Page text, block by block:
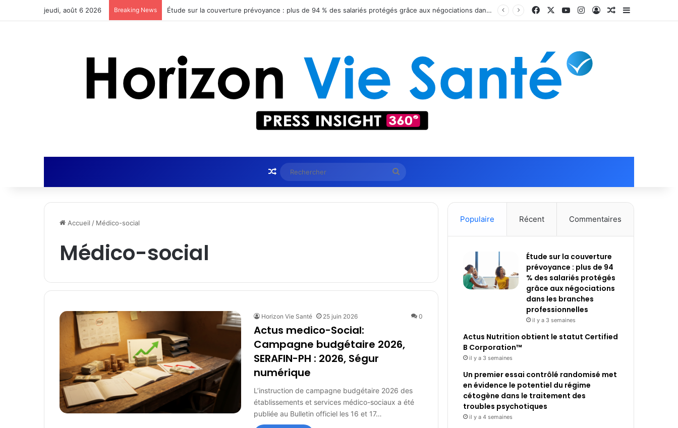
jeudi, août 6 2026 Breaking News Actus Nutrition obtient le statut Certified B Corporation™ FacebookYouTubeInstagramConnexion
Article Aléatoire
Sidebar
Article Aléatoire Rechercher
Accueil / Médico-social
Médico-social
Horizon Vie Santé 25 juin 2026 0
Actus medico-Social:
Campagne budgétaire 2026,
SERAFIN-PH : 2026, Ségur
numérique
L’instruction de campagne budgétaire 2026 des
établissements et services médico-sociaux a été
publiée au Bulletin officiel les 16 et 17…
Populaire Récent Commentaires
Étude sur la couverture
prévoyance : plus de 94
% des salariés protégés
grâce aux négociations
dans les branches
professionnelles
il y a 3 semaines
Actus Nutrition obtient le statut Certified
B Corporation™
il y a 3 semaines
Un premier essai contrôlé randomisé met
en évidence le potentiel du régime
cétogène dans le traitement des
troubles psychotiques
il y a 4 semaines